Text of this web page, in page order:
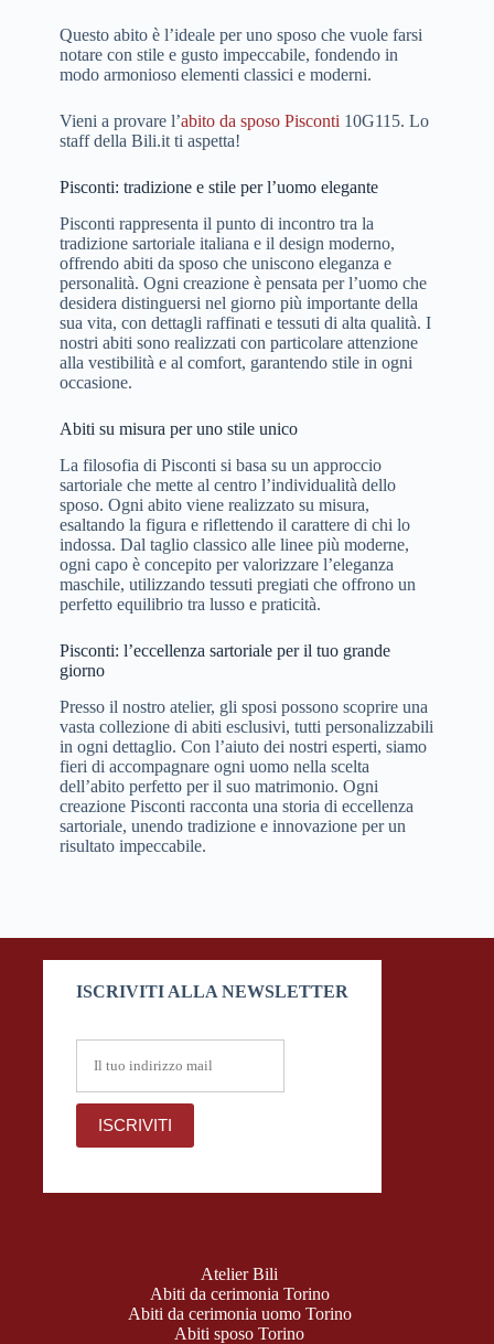
Questo abito è l’ideale per uno sposo che vuole farsi
notare con stile e gusto impeccabile, fondendo in
modo armonioso elementi classici e moderni.
Vieni a provare l’abito da sposo Pisconti10G115. Lo
staff della Bili.it ti aspetta!
Pisconti: tradizione e stile per l’uomo elegante
Pisconti rappresenta il punto di incontro tra la
tradizione sartoriale italiana e il design moderno,
offrendo abiti da sposo che uniscono eleganza e
personalità. Ogni creazione è pensata per l’uomo che
desidera distinguersi nel giorno più importante della
sua vita, con dettagli raffinati e tessuti di alta qualità. I
nostri abiti sono realizzati con particolare attenzione
alla vestibilità e al comfort, garantendo stile in ogni
occasione.
Abiti su misura per uno stile unico
La filosofia di Pisconti si basa su un approccio
sartoriale che mette al centro l’individualità dello
sposo. Ogni abito viene realizzato su misura,
esaltando la figura e riflettendo il carattere di chi lo
indossa. Dal taglio classico alle linee più moderne,
ogni capo è concepito per valorizzare l’eleganza
maschile, utilizzando tessuti pregiati che offrono un
perfetto equilibrio tra lusso e praticità.
Pisconti: l’eccellenza sartoriale per il tuo grande
giorno
Presso il nostro atelier, gli sposi possono scoprire una
vasta collezione di abiti esclusivi, tutti personalizzabili
in ogni dettaglio. Con l’aiuto dei nostri esperti, siamo
fieri di accompagnare ogni uomo nella scelta
dell’abito perfetto per il suo matrimonio. Ogni
creazione Pisconti racconta una storia di eccellenza
sartoriale, unendo tradizione e innovazione per un
risultato impeccabile.
ISCRIVITI ALLA NEWSLETTER
Atelier Bili
Abiti da cerimonia Torino
Abiti da cerimonia uomo Torino
Abiti sposo Torino